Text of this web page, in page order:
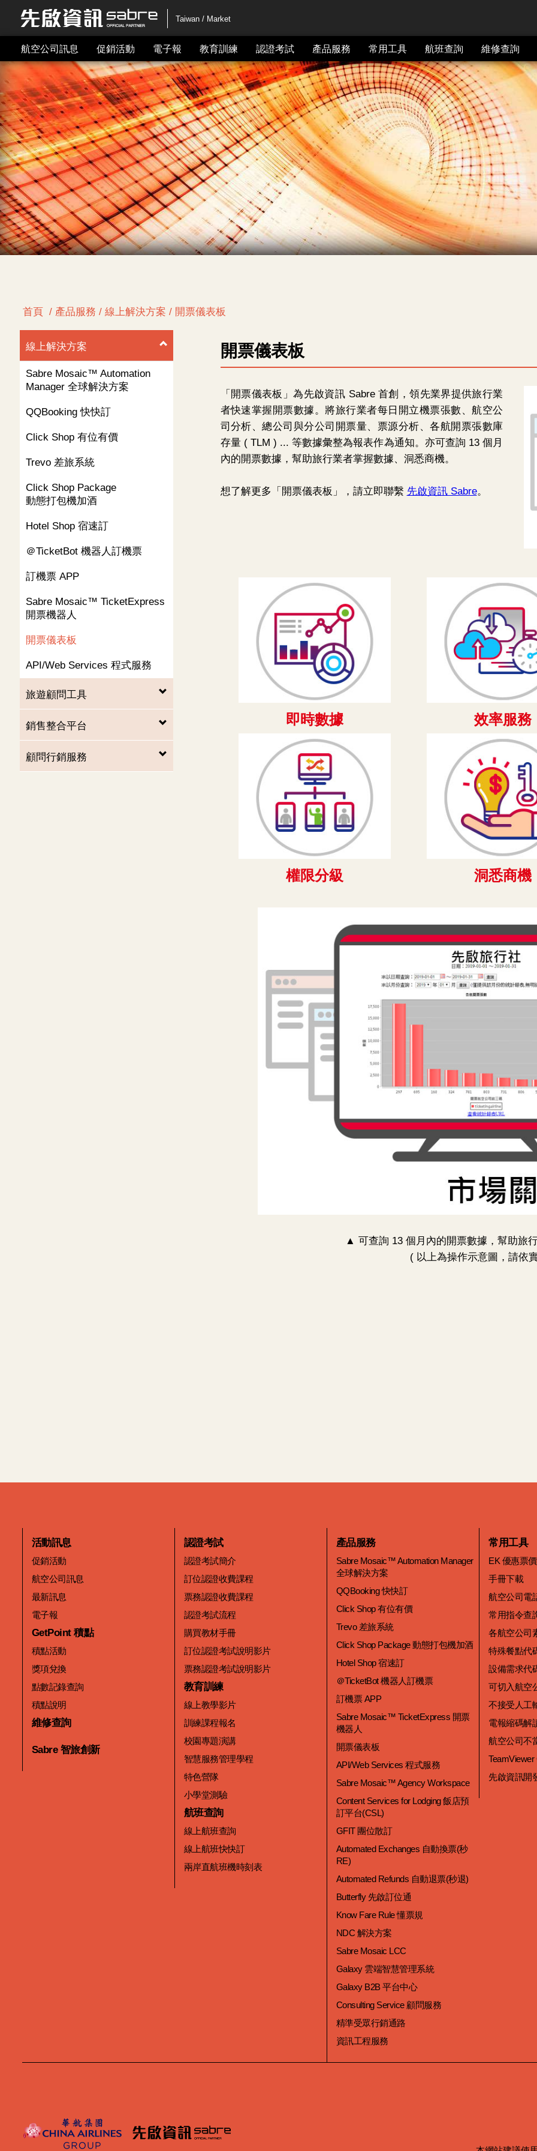
Taiwan / Market
航空公司訊息 促銷活動 電子報 教育訓練 認證考試 產品服務 常用工具 航班查詢 維修查詢
首頁 / 產品服務 / 線上解決方案 / 開票儀表板
線上解決方案
Sabre Mosaic™ Automation
Manager 全球解決方案
QQBooking 快快訂
Click Shop 有位有價
Trevo 差旅系統
Click Shop Package
動態打包機加酒
Hotel Shop 宿速訂
＠TicketBot 機器人訂機票
訂機票 APP
Sabre Mosaic™ TicketExpress
開票機器人
開票儀表板
API/Web Services 程式服務
旅遊顧問工具
銷售整合平台
顧問行銷服務
開票儀表板
「開票儀表板」為先啟資訊 Sabre 首創，領先業界提供旅行業
者快速掌握開票數據。將旅行業者每日開立機票張數、航空公
司分析、總公司與分公司開票量、票源分析、各航開票張數庫
存量 ( TLM ) ... 等數據彙整為報表作為通知。亦可查詢 13 個月
內的開票數據，幫助旅行業者掌握數據、洞悉商機。
想了解更多「開票儀表板」，請立即聯繫 先啟資訊 Sabre。
即時數據 效率服務
權限分級 洞悉商機
▲ 可查詢 13 個月內的開票數據，幫助旅
( 以上為操作示意圖，請依
活動訊息
促銷活動
航空公司訊息
最新訊息
電子報
GetPoint 積點
積點活動
獎項兌換
點數記錄查詢
積點說明
維修查詢
Sabre 智旅創新
認證考試
認證考試簡介
訂位認證收費課程
票務認證收費課程
認證考試流程
購買教材手冊
訂位認證考試說明影片
票務認證考試說明影片
教育訓練
線上教學影片
訓練課程報名
校園專題演講
智慧服務管理學程
特色營隊
小學堂測驗
航班查詢
線上航班查詢
線上航班快快訂
兩岸直航班機時刻表
產品服務
Sabre Mosaic™ Automation Manager
全球解決方案
QQBooking 快快訂
Click Shop 有位有價
Trevo 差旅系統
Click Shop Package 動態打包機加酒
Hotel Shop 宿速訂
＠TicketBot 機器人訂機票
訂機票 APP
Sabre Mosaic™ TicketExpress 開票
機器人
開票儀表板
API/Web Services 程式服務
Sabre Mosaic™ Agency Workspace
Content Services for Lodging 飯店預
訂平台(CSL)
GFIT 團位散訂
Automated Exchanges 自動換票(秒
RE)
Automated Refunds 自動退票(秒退)
Butterfly 先啟訂位通
Know Fare Rule 懂票規
NDC 解決方案
Sabre Mosaic LCC
Galaxy 雲端智慧管理系統
Galaxy B2B 平台中心
Consulting Service 顧問服務
精準受眾行銷通路
資訊工程服務
常用工具
EK 優惠票
手冊下載
航空公司電
常用指令查
各航空公司
特殊餐點代
設備需求代
可切入航空
不接受人工
電報縮碼解
航空公司不
TeamViewer
先啟資訊開